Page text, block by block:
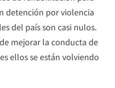
detención por violencia
del país son casi nulos.
mejorar la conducta de
ellos se están volviendo